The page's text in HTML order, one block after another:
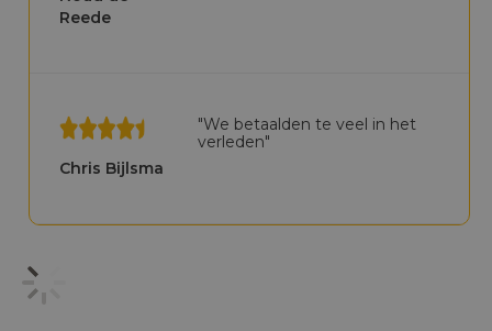
Reede
Chris Bijlsma
"We betaalden te veel in het
verleden"